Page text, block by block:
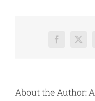
Facebook
X
About the Author: